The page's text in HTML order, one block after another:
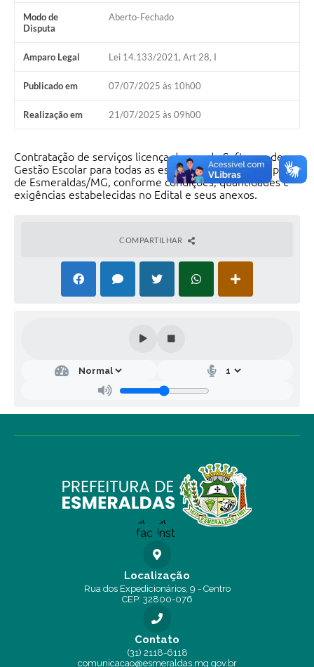
Modo de
Disputa
Aberto-Fechado
Amparo Legal Lei 14.133/2021, Art 28, I
Publicado em 07/07/2025 às 10h00
Realização em 21/07/2025 às 09h00
Contratação de serviços licença de uso do Software de
Gestão Escolar para todas as escolas da Rede Municipal
de Esmeraldas/MG, conforme condições, quantidades e
exigências estabelecidas no Edital e seus anexos.
COMPARTILHAR
Localização
Rua dos Expedicionários, 9 - Centro
CEP: 32800-076
Contato
(31) 2118-6118
comunicacao@esmeraldas.mg.gov.br